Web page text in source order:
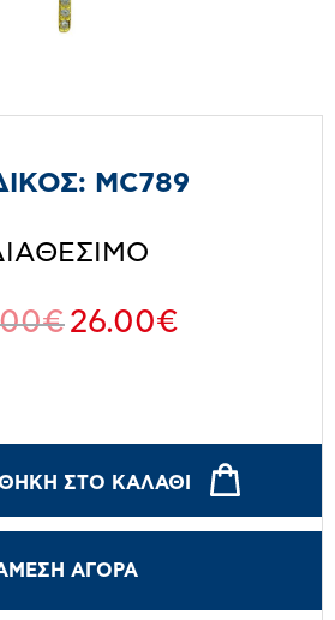
MC789
€26.00€
ΣΤΟ ΚΑΛΆΘΙ
ΑΓΟΡΑ